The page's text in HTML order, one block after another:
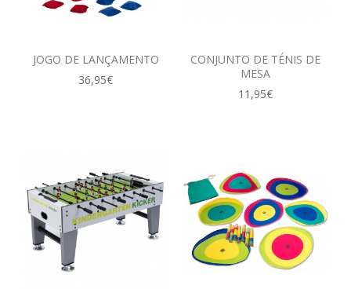
JOGO DE LANÇAMENTO
36,95€
CONJUNTO DE TÉNIS DE
MESA
11,95€